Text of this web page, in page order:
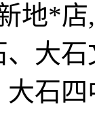
地*
、大
大石